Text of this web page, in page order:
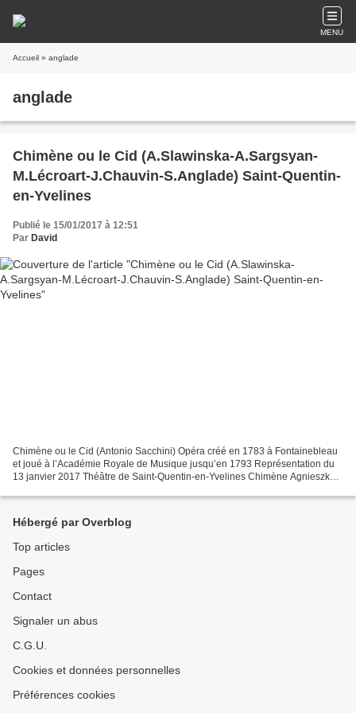
MENU
Accueil » anglade
anglade
Chimène ou le Cid (A.Slawinska-A.Sargsyan-
M.Lécroart-J.Chauvin-S.Anglade) Saint-Quentin-
en-Yvelines
Publié le 15/01/2017 à 12:51
Par David
Chimène ou le Cid (Antonio Sacchini) Opéra créé en 1783 à Fontainebleau
et joué à l’Académie Royale de Musique jusqu’en 1793 Représentation du
13 janvier 2017 Théâtre de Saint-Quentin-en-Yvelines Chimène Agnieszka
Hébergé par Overblog
Top articles
Pages
Contact
Signaler un abus
C.G.U.
Cookies et données personnelles
Préférences cookies